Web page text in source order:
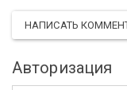
НАПИСАТЬ
Авторизация